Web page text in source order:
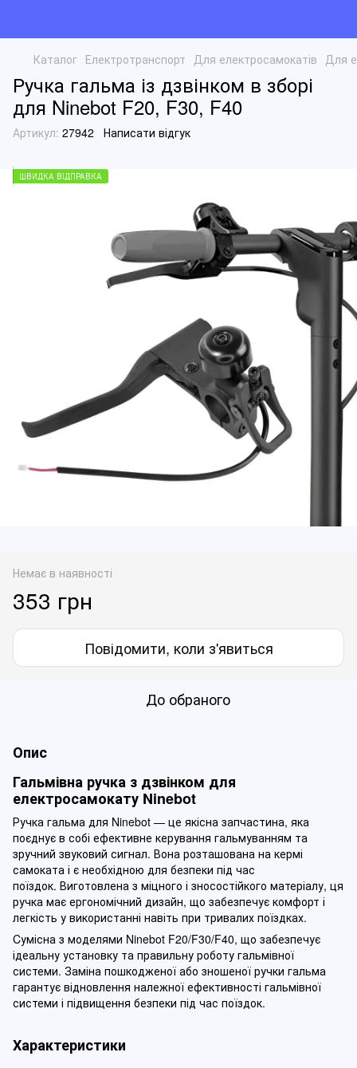
Каталог Електротранспорт Для електросамокатів Для
Ручка гальма із дзвінком в зборі
для Ninebot F20, F30, F40
Артикул: 27942 Написати відгук
ШВИДКА ВІДПРАВКА
Немає в наявності
353 грн
Повідомити, коли з'явиться
До обраного
Опис
Гальмівна ручка з дзвінком для
електросамокату Ninebot
Ручка гальма для Ninebot — це якісна запчастина, яка
поєднує в собі ефективне керування гальмуванням та
зручний звуковий сигнал. Вона розташована на кермі
самоката і є необхідною для безпеки під час
поїздок. Виготовлена з міцного і зносостійкого матеріалу, ця
ручка має ергономічний дизайн, що забезпечує комфорт і
легкість у використанні навіть при тривалих поїздках.
Cумісна з моделями Ninebot F20/F30/F40, що забезпечує
ідеальну установку та правильну роботу гальмівної
системи. Заміна пошкодженої або зношеної ручки гальма
гарантує відновлення належної ефективності гальмівної
системи і підвищення безпеки під час поїздок.
Характеристики